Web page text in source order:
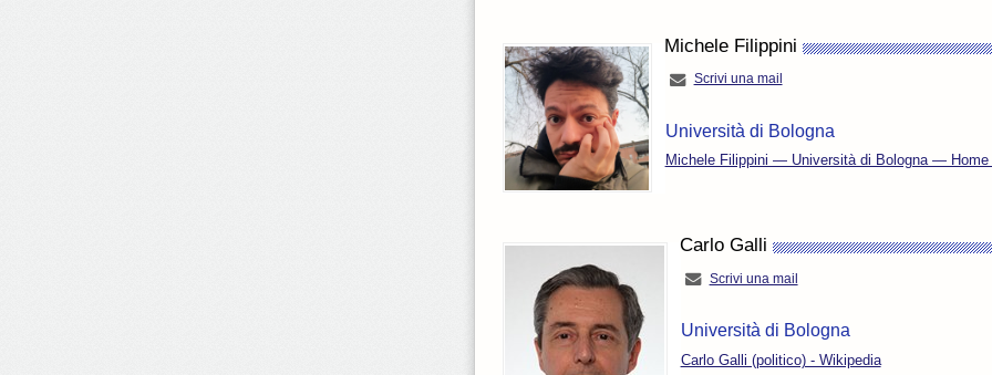
Michele Filippini
Scrivi una mail
Università di Bologna
Michele Filippini — Università di Bologna — Home
Carlo Galli
Scrivi una mail
Università di Bologna
Carlo Galli (politico) - Wikipedia